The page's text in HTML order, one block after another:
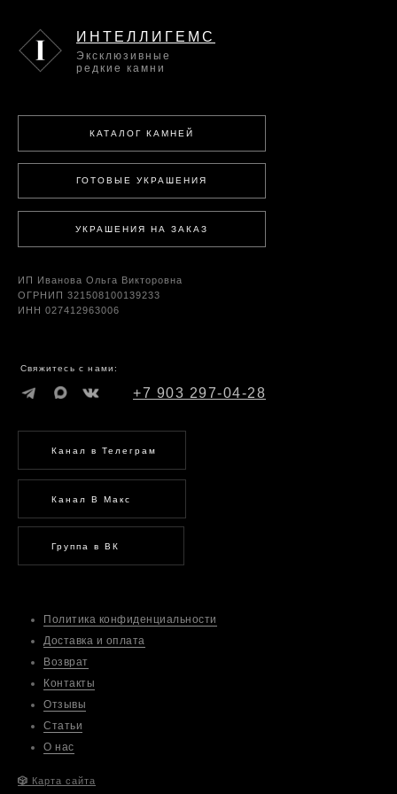
КАТАЛОГ КАМНЕЙ
УКРАШЕНИЯ НА ЗАКАЗ
ГОТОВЫЕ УКРАШЕНИЯ
Эксклюзивные
редкие камни
ИНТЕЛЛИГЕМС
Политика конфиденциальности
Доставка и оплата
Возврат
Контакты
Отзывы
Статьи
О нас
+7 903 297-04-28
Канал В Макс
Группа в ВК
Канал в Телеграм
Свяжитесь с нами:
🎲 Карта сайта
ИП Иванова Ольга Викторовна
ОГРНИП 321508100139233
ИНН 027412963006